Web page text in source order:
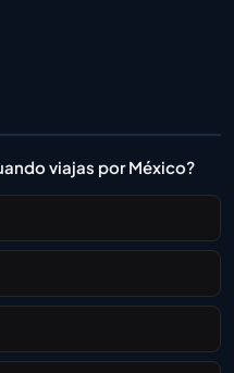
viajas por México?